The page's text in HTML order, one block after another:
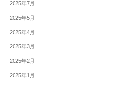
2025年7月
2025年5月
2025年4月
2025年3月
2025年2月
2025年1月